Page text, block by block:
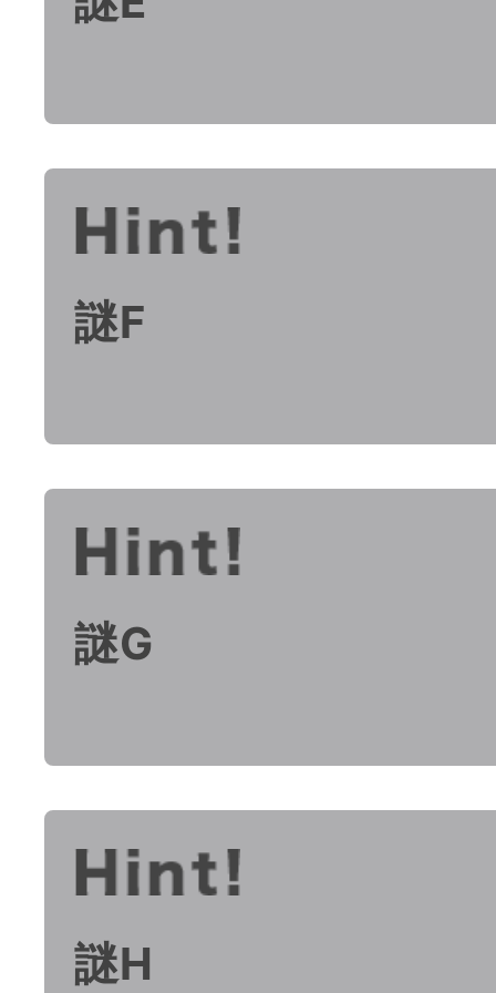
謎F
謎G
謎H